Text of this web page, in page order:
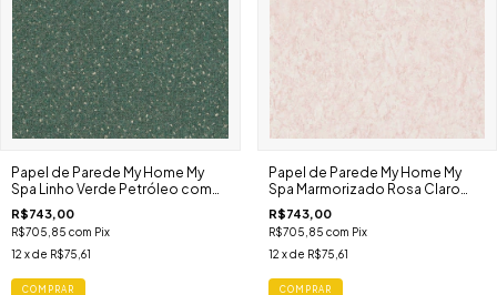
Spa Linho Verde Petróleo com
Respingos 387021
R$743,00
R$705,85com
12 x deR$75,61
Spa Marmorizado Rosa Claro
387015
R$743,00
R$705,85com
12x deR$75,61